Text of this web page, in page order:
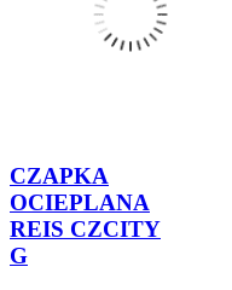
CZAPKA
OCIEPLANA
REIS CZCITY
G